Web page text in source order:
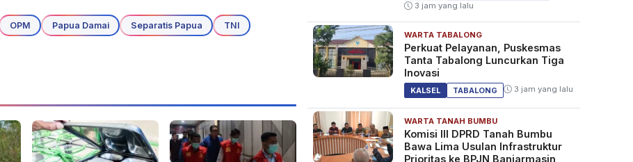
OPM Papua Damai Separatis Papua TNI
3 jam yang lalu
WARTA TABALONG
Perkuat Pelayanan, Puskesmas
Tanta Tabalong Luncurkan Tiga
Inovasi
KALSEL TABALONG 3 jam yang lalu
WARTA TANAH BUMBU
Komisi III DPRD Tanah Bumbu
Bawa Lima Usulan Infrastruktur
Prioritas ke BPJN Banjarmasin